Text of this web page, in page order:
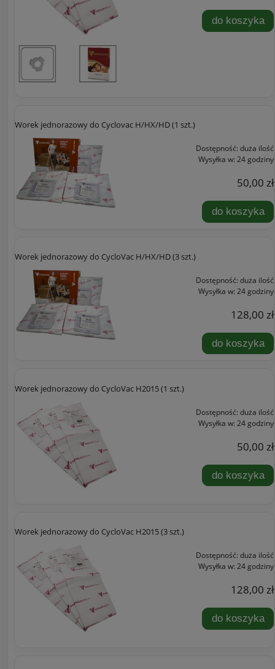
do koszyka
Worek jednorazowy do Cyclovac H/HX/HD (1 szt.)
Dostępność: duża ilość
Wysyłka w: 24 godziny
50,00 zł
do koszyka
Worek jednorazowy do CycloVac H/HX/HD (3 szt.)
Dostępność: duża ilość
Wysyłka w: 24 godziny
128,00 zł
do koszyka
Worek jednorazowy do CycloVac H2015 (1 szt.)
Dostępność: duża ilość
Wysyłka w: 24 godziny
50,00 zł
do koszyka
Worek jednorazowy do CycloVac H2015 (3 szt.)
Dostępność: duża ilość
Wysyłka w: 24 godziny
128,00 zł
do koszyka